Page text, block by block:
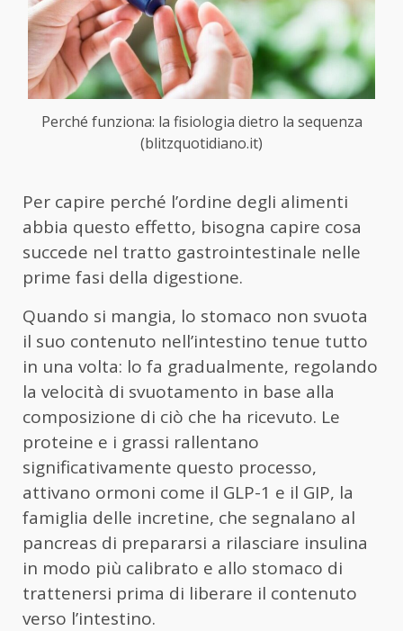
Perché funziona: la fisiologia dietro la sequenza
(blitzquotidiano.it)
Per capire perché l’ordine degli alimenti
abbia questo effetto, bisogna capire cosa
succede nel tratto gastrointestinale nelle
prime fasi della digestione.
Quando si mangia, lo stomaco non svuota
il suo contenuto nell’intestino tenue tutto
in una volta: lo fa gradualmente, regolando
la velocità di svuotamento in base alla
composizione di ciò che ha ricevuto. Le
proteine e i grassi rallentano
significativamente questo processo,
attivano ormoni come il GLP-1 e il GIP, la
famiglia delle incretine, che segnalano al
pancreas di prepararsi a rilasciare insulina
in modo più calibrato e allo stomaco di
trattenersi prima di liberare il contenuto
verso l’intestino.